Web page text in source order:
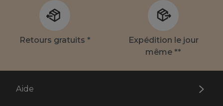
Retours gratuits *
Expédition le jour
même **
Aide